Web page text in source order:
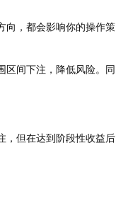
向，都会影响你的操作策
区间下注，降低风险。同
，但在达到阶段性收益后